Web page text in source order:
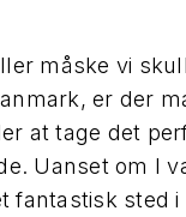
måske vi
er der
at tage det
Uanset om I
fantastisk sted i